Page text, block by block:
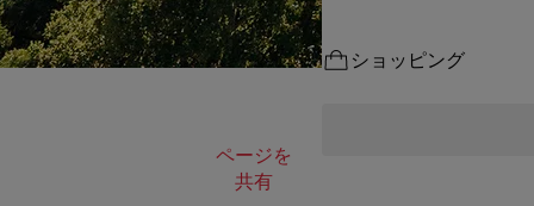
ページを
共有
ショッピング